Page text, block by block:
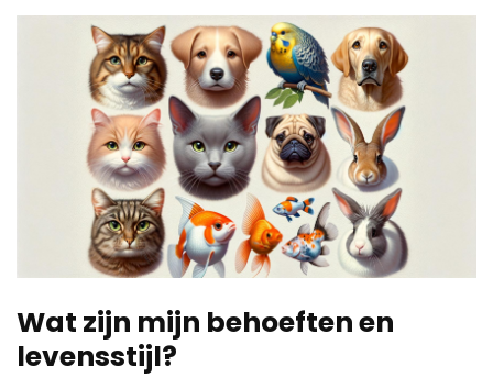
Wat zijn mijn behoeften en
levensstijl?